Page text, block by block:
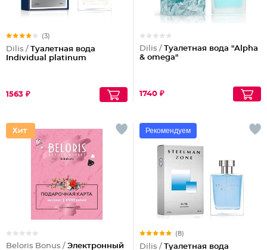
(3)
Dilis / Туалетная вода
Individual platinum
1563 ₽
Dilis / Туалетная вода "Alpha
& omega"
1740 ₽
Beloris Bonus / Электронный
Рекомендуем
(8)
Dilis / Туалетная вода